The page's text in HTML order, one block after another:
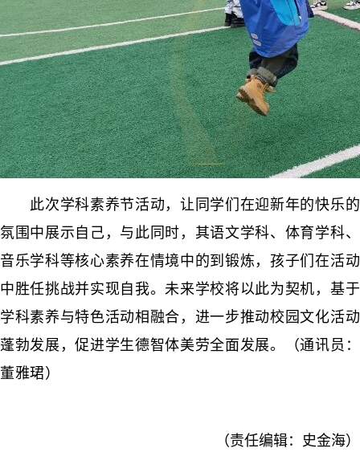
此次学科素养节活动，让同学们在迎新年的快乐的
氛围中展示自己，与此同时，其语文学科、体育学科、
音乐学科等核心素养在情境中的到锻炼，孩子们在活动
中胜任挑战并实现自我。未来学校将以此为契机，基于
学科素养与特色活动相融合，进一步推动校园文化活动
蓬勃发展，促进学生德智体美劳全面发展。（通讯员：
董雅珺）
（责任编辑：史金海）